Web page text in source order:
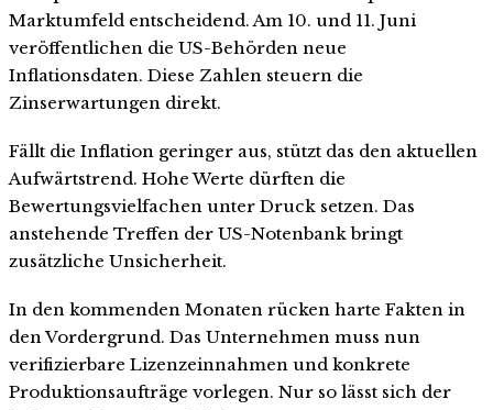
Marktumfeld entscheidend. Am 10. und 11. Juni
veröffentlichen die US-Behörden neue
Inflationsdaten. Diese Zahlen steuern die
Zinserwartungen direkt.
Fällt die Inflation geringer aus, stützt das den aktuellen
Aufwärtstrend. Hohe Werte dürften die
Bewertungsvielfachen unter Druck setzen. Das
anstehende Treffen der US-Notenbank bringt
zusätzliche Unsicherheit.
In den kommenden Monaten rücken harte Fakten in
den Vordergrund. Das Unternehmen muss nun
verifizierbare Lizenzeinnahmen und konkrete
Produktionsaufträge vorlegen. Nur so lässt sich der